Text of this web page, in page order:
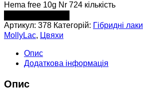
Hema free 10g Nr 724 кількість
Артикул: 378 Категорій: Гібридні лаки
MollyLac, Цвяхи
Опис
Додаткова інформація
Опис